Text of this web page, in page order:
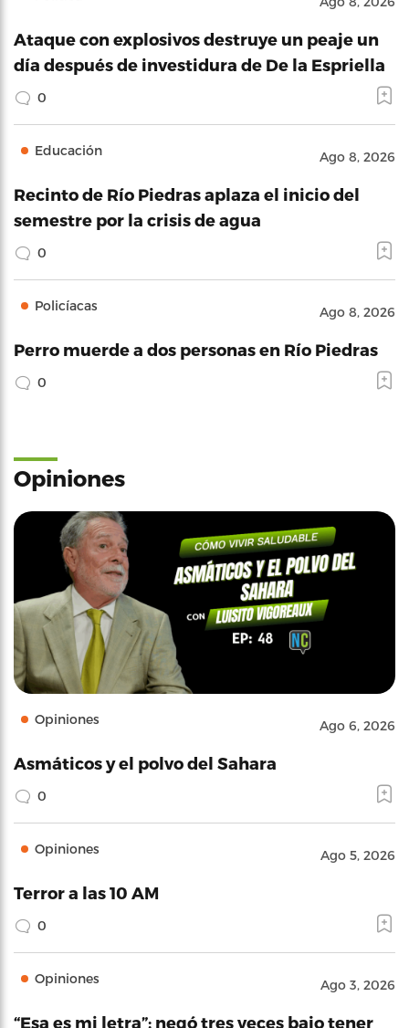
Ataque con explosivos destruye un peaje un
día después de investidura de De la Espriella
0
Educación Ago 8, 2026
Recinto de Río Piedras aplaza el inicio del
semestre por la crisis de agua
0
Policíacas Ago 8, 2026
Perro muerde a dos personas en Río Piedras
0
Opiniones
Opiniones Ago 6, 2026
Asmáticos y el polvo del Sahara
0
Opiniones Ago 5, 2026
Terror a las 10 AM
0
Opiniones Ago 3, 2026
“Esa es mi letra”: negó tres veces bajo tener